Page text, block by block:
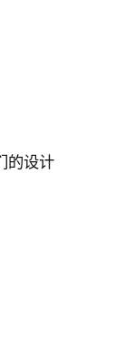
的设计